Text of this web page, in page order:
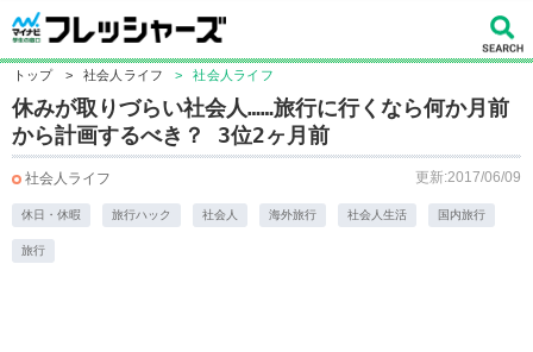
トップ > 社会人ライフ > 社会人ライフ
休みが取りづらい社会人……​旅行に行くなら何か月前
から計画するべき？ 3位2ヶ月前
社会人ライフ 更新:2017/06/09
休日・休暇 旅行ハック 社会人 海外旅行 社会人生活 国内旅行
旅行